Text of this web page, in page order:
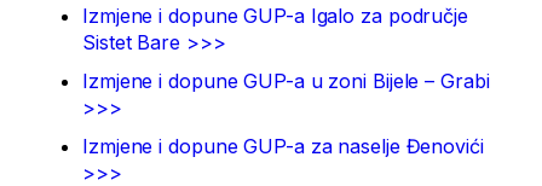
Izmjene i dopune GUP-a Igalo za područje
Sistet Bare >>>
Izmjene i dopune GUP-a u zoni Bijele – Grabi
>>>
Izmjene i dopune GUP-a za naselje Đenovići
>>>